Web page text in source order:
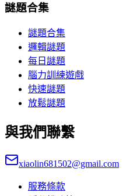
謎題合集
謎題合集
邏輯謎題
每日謎題
腦力訓練遊戲
快速謎題
放鬆謎題
與我們聯繫
xiaolin681502@gmail.com
服務條款